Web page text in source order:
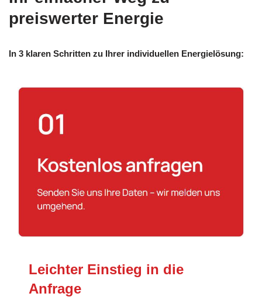
preiswerter Energie
In 3 klaren Schritten zu Ihrer individuellen Energielösung:
Leichter Einstieg in die
Anfrage